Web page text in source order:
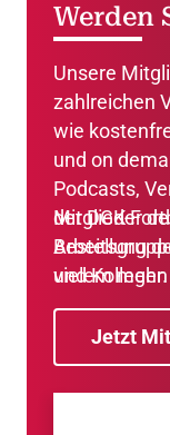
Werden
Unsere
zahlreichen
wie
und on
Podcasts,
der DGK-
Bestellung
vielem mehr.
Mitglieder
und
Jetzt